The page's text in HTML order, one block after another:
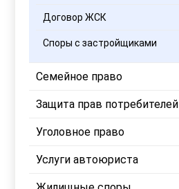
Договор ЖСК
Споры с застройщиками
Семейное право
Защита прав потребителей
Уголовное право
Услуги автоюриста